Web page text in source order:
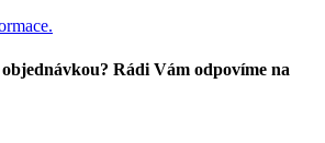
Rádi Vám odpovíme na